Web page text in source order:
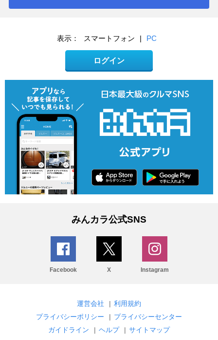
表示： スマートフォン | PC
ログイン
みんカラ公式SNS
Facebook X Instagram
運営会社 | 利用規約
プライバシーポリシー
| プライバシーセンター
ガイドライン
| ヘルプ | サイトマップ